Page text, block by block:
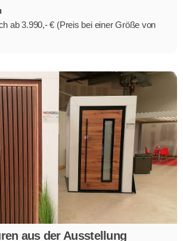
ab 3.990,- € (Preis bei einer Größe von
aus der Ausstellung